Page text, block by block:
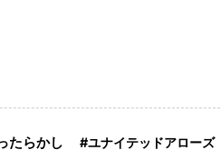
たらかし ユナイテッドアローズ